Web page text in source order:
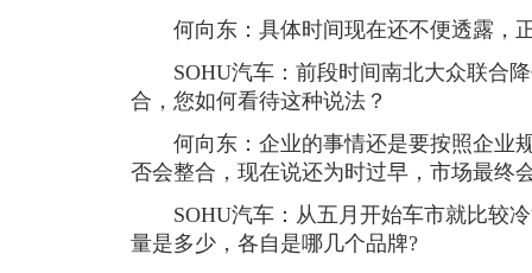
何向东：具体时间现在还不便透露，
SOHU汽车：前段时间南北大众联合降
合，您如何看待这种说法？
何向东：企业的事情还是要按照企业
否会整合，现在说还为时过早，市场最终
SOHU汽车：从五月开始车市就比较冷
量是多少，各自是哪几个品牌?